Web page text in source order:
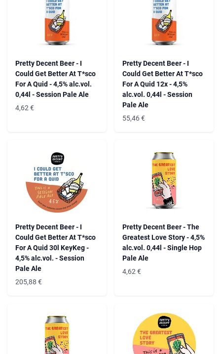
Pretty Decent Beer - I
Could Get Better At T*sco
For A Quid - 4,5% alc.vol.
0,44l - Session Pale Ale
4,62 €
Pretty Decent Beer - I
Could Get Better At T*sco
For A Quid 12x - 4,5%
alc.vol. 0,44l - Session
Pale Ale
55,46€
Pretty Decent Beer - I
Could Get Better At T*sco
For A Quid 30l KeyKeg -
4,5% alc.vol. - Session
Pale Ale
205,88 €
Pretty Decent Beer - The
Greatest Love Story - 4,5%
alc.vol. 0,44l - Single Hop
Pale Ale
4,62 €